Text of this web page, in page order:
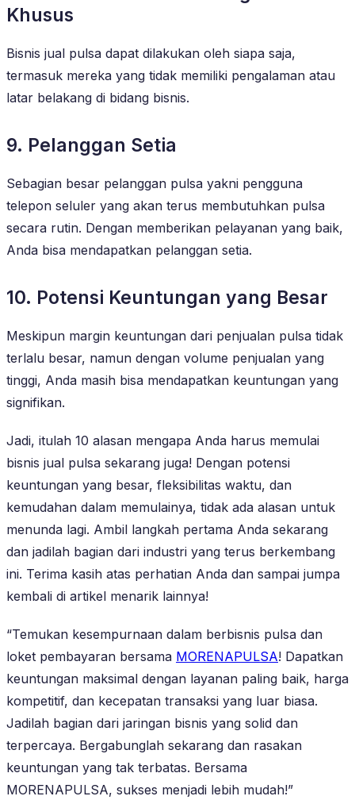
Khusus
Bisnis jual pulsa dapat dilakukan oleh siapa saja,
termasuk mereka yang tidak memiliki pengalaman atau
latar belakang di bidang bisnis.
9. Pelanggan Setia
Sebagian besar pelanggan pulsa yakni pengguna
telepon seluler yang akan terus membutuhkan pulsa
secara rutin. Dengan memberikan pelayanan yang baik,
Anda bisa mendapatkan pelanggan setia.
10. Potensi Keuntungan yang Besar
Meskipun margin keuntungan dari penjualan pulsa tidak
terlalu besar, namun dengan volume penjualan yang
tinggi, Anda masih bisa mendapatkan keuntungan yang
signifikan.
Jadi, itulah 10 alasan mengapa Anda harus memulai
bisnis jual pulsa sekarang juga! Dengan potensi
keuntungan yang besar, fleksibilitas waktu, dan
kemudahan dalam memulainya, tidak ada alasan untuk
menunda lagi. Ambil langkah pertama Anda sekarang
dan jadilah bagian dari industri yang terus berkembang
ini. Terima kasih atas perhatian Anda dan sampai jumpa
kembali di artikel menarik lainnya!
“Temukan kesempurnaan dalam berbisnis pulsa dan
loket pembayaran bersama MORENAPULSA! Dapatkan
keuntungan maksimal dengan layanan paling baik, harga
kompetitif, dan kecepatan transaksi yang luar biasa.
Jadilah bagian dari jaringan bisnis yang solid dan
terpercaya. Bergabunglah sekarang dan rasakan
keuntungan yang tak terbatas. Bersama
MORENAPULSA, sukses menjadi lebih mudah!”